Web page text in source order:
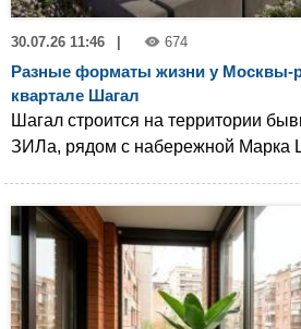
30.07.26 11:46 | 674
Разные форматы жизни у Москвы-
квартале Шагал
Шагал строится на территории
ЗИЛа, рядом с набережной Марка